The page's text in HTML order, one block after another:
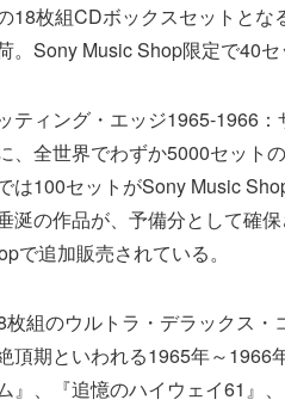
18枚組CDボックスセットと
。Sony Music Shop限定で40
ティング・エッジ1965-1966
、全世界でわずか5000セット
は100セットがSony Music
涎の作品が、予備分として確
で追加販売されている。
枚組のウルトラ・デラックス
頂期といわれる1965年～1966
』、『追憶のハイウェイ61』